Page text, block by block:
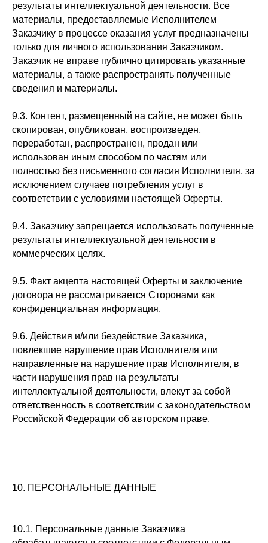
результаты интеллектуальной деятельности. Все
материалы, предоставляемые Исполнителем
Заказчику в процессе оказания услуг предназначены
только для личного использования Заказчиком.
Заказчик не вправе публично цитировать указанные
материалы, а также распространять полученные
сведения и материалы.
9.3. Контент, размещенный на сайте, не может быть
скопирован, опубликован, воспроизведен,
переработан, распространен, продан или
использован иным способом по частям или
полностью без письменного согласия Исполнителя, за
исключением случаев потребления услуг в
соответствии с условиями настоящей Оферты.
9.4. Заказчику запрещается использовать полученные
результаты интеллектуальной деятельности в
коммерческих целях.
9.5. Факт акцепта настоящей Оферты и заключение
договора не рассматривается Сторонами как
конфиденциальная информация.
9.6. Действия и/или бездействие Заказчика,
повлекшие нарушение прав Исполнителя или
направленные на нарушение прав Исполнителя, в
части нарушения прав на результаты
интеллектуальной деятельности, влекут за собой
ответственность в соответствии с законодательством
Российской Федерации об авторском праве.
10. ПЕРСОНАЛЬНЫЕ ДАННЫЕ
10.1. Персональные данные Заказчика